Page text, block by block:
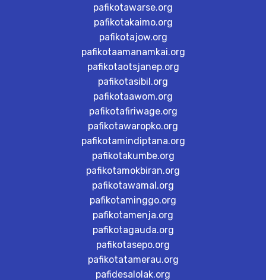
pafikotawarse.org
pafikotakaimo.org
pafikotajow.org
pafikotaamanamkai.org
pafikotaotsjanep.org
pafikotasibil.org
pafikotaawom.org
pafikotafiriwage.org
pafikotawaropko.org
pafikotamindiptana.org
pafikotakumbe.org
pafikotamokbiran.org
pafikotawamal.org
pafikotaminggo.org
pafikotamenja.org
pafikotagauda.org
pafikotasepo.org
pafikotatamerau.org
pafidesalolak.org